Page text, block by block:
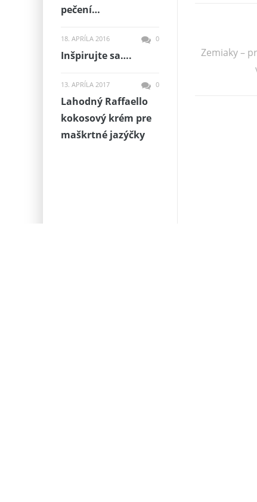
Zemiaky –
pečení…
18. APRÍLA 2016 0
Inšpirujte sa….
13. APRÍLA 2017 0
Lahodný Raffaello
kokosový krém pre
maškrtné jazýčky